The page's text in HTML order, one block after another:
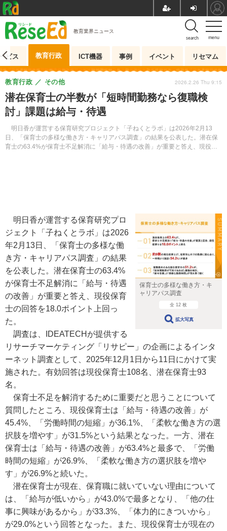
menu
search
教育業界ニュース
ビス 教育行政 ICT機器 事例 イベント リセマム
潜在保育士の半数が「短時間勤務なら復職検
討」課題は給与・待遇
明日香が運営する保育研究プロジェクト「子ねくとラボ」は2026年2月13
日、「保育士の多様な働き方・キャリアパス調査」の結果を公表した。潜在保
育士の63.4%が保育士不足解消に「給与・待遇の改善」が重要と答え、現役保
教育行政 その他 2026.2.26 Thu 9:15
保育士の多様な働き方・キ
ャリアパス調査
全 12 枚
拡大写真
明日香が運営する保育研究プロ
ジェクト「子ねくとラボ」は2026
年2月13日、「保育士の多様な働
き方・キャリアパス調査」の結果
を公表した。潜在保育士の63.4%
が保育士不足解消に「給与・待遇
の改善」が重要と答え、現役保育
士の回答を18.0ポイント上回っ
た。
調査は、IDEATECHが提供する
リサーチマーケティング「リサピー」の企画によるインタ
ーネット調査として、2025年12月1日から11日にかけて実
施された。有効回答は現役保育士108名、潜在保育士93
名。
保育士不足を解消するために重要だと思うことについて
質問したところ、現役保育士は「給与・待遇の改善」が
45.4%、「労働時間の短縮」が36.1%、「柔軟な働き方の選
択肢を増やす」が31.5%という結果となった。一方、潜在
保育士は「給与・待遇の改善」が63.4%と最多で、「労働
時間の短縮」が26.9%、「柔軟な働き方の選択肢を増や
す」が26.9%と続いた。
潜在保育士が現在、保育職に就いていない理由について
は、「給与が低いから」が43.0%で最多となり、「他の仕
事に興味があるから」が33.3%、「体力的にきついから」
が29.0%という回答となった。また、現役保育士が現在の